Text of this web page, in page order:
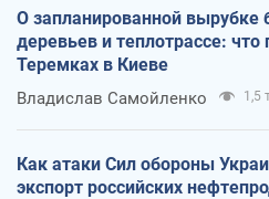
О запланированной вырубке
деревьев и теплотрассе: что
Теремках в Киеве
Владислав Самойленко 1,5
Как атаки Сил обороны
экспорт российских